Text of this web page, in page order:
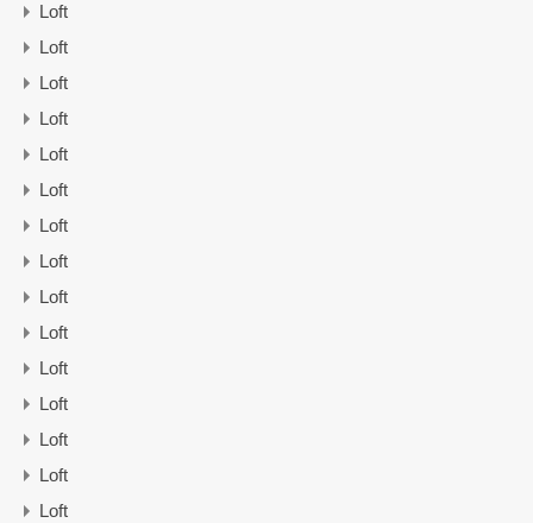
Loft
Loft
Loft
Loft
Loft
Loft
Loft
Loft
Loft
Loft
Loft
Loft
Loft
Loft
Loft